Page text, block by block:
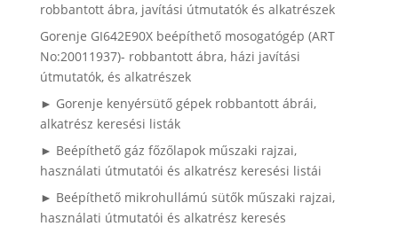
robbantott ábra, javítási útmutatók és alkatrészek
Gorenje GI642E90X beépíthető mosogatógép (ART
No:20011937)- robbantott ábra, házi javítási
útmutatók, és alkatrészek
► Gorenje kenyérsütő gépek robbantott ábrái,
alkatrész keresési listák
► Beépíthető gáz főzőlapok műszaki rajzai,
használati útmutatói és alkatrész keresési listái
► Beépíthető mikrohullámú sütők műszaki rajzai,
használati útmutatói és alkatrész keresés